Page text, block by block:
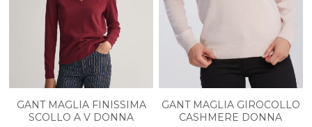
GANT MAGLIA FINISSIMA
SCOLLO A V DONNA
GANT MAGLIA GIROCOLLO
CASHMERE DONNA